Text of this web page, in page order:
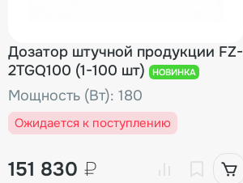
Дозатор штучной продукции FZ-
2TGQ100 (1-100 шт)
НОВИНКА
Мощность (Вт): 180
Ожидается к поступлению
151 830 ₽